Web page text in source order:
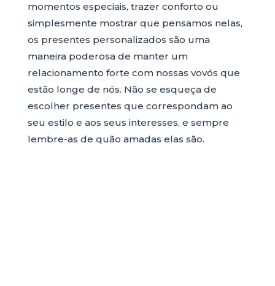
momentos especiais, trazer conforto ou
simplesmente mostrar que pensamos nelas,
os presentes personalizados são uma
maneira poderosa de manter um
relacionamento forte com nossas vovós que
estão longe de nós. Não se esqueça de
escolher presentes que correspondam ao
seu estilo e aos seus interesses, e sempre
lembre-as de quão amadas elas são.